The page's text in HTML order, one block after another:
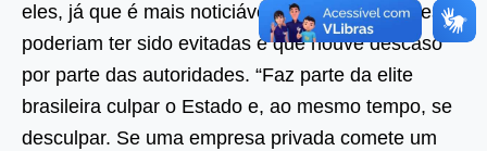
eles, já que é mais noticiável afirmar que mortes
poderiam ter sido evitadas e que houve descaso
por parte das autoridades. “Faz parte da elite
brasileira culpar o Estado e, ao mesmo tempo, se
desculpar. Se uma empresa privada comete um